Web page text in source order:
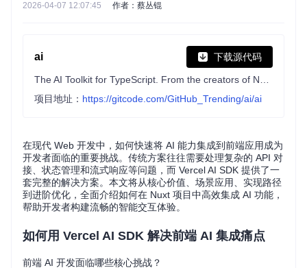
2026-04-07 12:07:45 作者：蔡丛锟
ai 下载源代码
项目地址： https://gitcode.com/GitHub_Trending/ai/ai
在现代 Web 开发中，如何快速将 AI 能力集成到前端应用成为
开发者面临的重要挑战。传统方案往往需要处理复杂的 API 对
接、状态管理和流式响应等问题，而 Vercel AI SDK 提供了一
套完整的解决方案。本文将从核心价值、场景应用、实现路径
到进阶优化，全面介绍如何在 Nuxt 项目中高效集成 AI 功能，
帮助开发者构建流畅的智能交互体验。
如何用 Vercel AI SDK 解决前端 AI 集成痛点
前端 AI 开发面临哪些核心挑战？